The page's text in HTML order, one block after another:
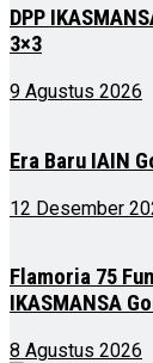
DPP
3×3
9 Agustus 2026
Era Baru IAIN
12 Desember
Flamoria 75
IKASMANSA
8 Agustus 2026